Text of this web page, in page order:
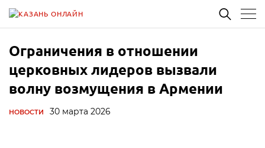
Ограничения в отношении
церковных лидеров вызвали
волну возмущения в Армении
НОВОСТИ 30 марта 2026